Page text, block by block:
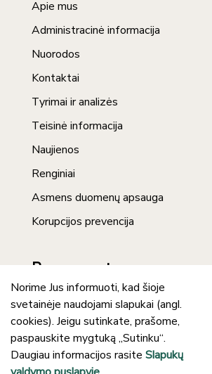
Apie mus
Administracinė informacija
Nuorodos
Kontaktai
Tyrimai ir analizės
Teisinė informacija
Naujienos
Renginiai
Asmens duomenų apsauga
Korupcijos prevencija
Prenumerata
Norime Jus informuoti, kad šioje
svetainėje naudojami slapukai (angl.
cookies). Jeigu sutinkate, prašome,
paspauskite mygtuką „Sutinku“.
Daugiau informacijos rasite Slapukų